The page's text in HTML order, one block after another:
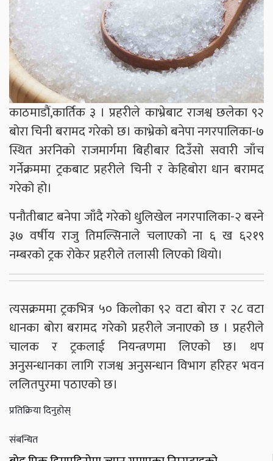
काठमाडौं,कार्तिक ३ । प्रहरीले काभ्रेबाट राजश्व छलेका ९२
बोरा चिनी बरामद गरेको छ। काभ्रेको बनेपा नगरपालिका-७
स्थित अरनिको राजमार्गमा बिहीबार दिउँसो सवारी जाँच
गर्नेक्रममा ट्रकबाट प्रहरीले चिनी र केहिबोरा धान बरामद
गरेको हो।
पनौतीबाट बनेपा जाँदै गरेको धुलिखेल नगरपालिका-२ बस्ने
३७ वर्षीय राजु तिमल्सिनाले चलाएको ना ६ ख ६२१९
नम्बरको ट्रक रोकेर प्रहरीले तलासी लिएको थियो।
त्यसक्रममा ट्रकभित्र ५० किलोका ९२ वटा बोरा र २८ वटा
धानका बोरा बरामद गरेको प्रहरीले जनाएको छ । प्रहरीले
चालक र ट्रकलाई नियन्त्रणमा लिएको छ। थप
अनुसन्धानका लागि राजश्व अनुसन्धान विभाग हरिहर भवन
ललितपुरमा पठाएको छ।
प्रतिक्रिया दिनुहोस्
संबन्धित